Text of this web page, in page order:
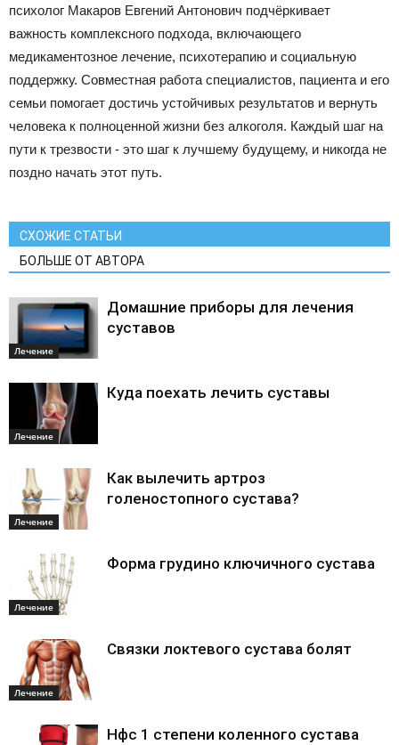
психолог Макаров Евгений Антонович подчёркивает
важность комплексного подхода, включающего
медикаментозное лечение, психотерапию и социальную
поддержку. Совместная работа специалистов, пациента и его
семьи помогает достичь устойчивых результатов и вернуть
человека к полноценной жизни без алкоголя. Каждый шаг на
пути к трезвости - это шаг к лучшему будущему, и никогда не
поздно начать этот путь.
СХОЖИЕ СТАТЬИ
БОЛЬШЕ ОТ АВТОРА
Лечение
Домашние приборы для лечения
суставов
Лечение
Куда поехать лечить суставы
Лечение
Как вылечить артроз
голеностопного сустава?
Лечение
Форма грудино ключичного сустава
Лечение
Связки локтевого сустава болят
Нфс 1 степени коленного сустава